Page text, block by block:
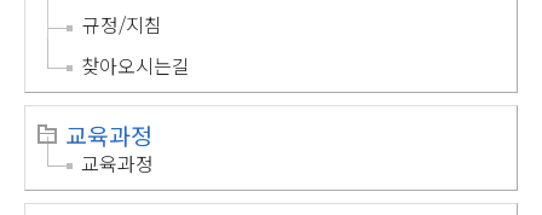
규정/지침
찾아오시는길
교육과정
교육과정